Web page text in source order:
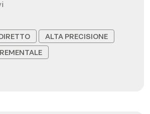
ALTA PRECISIONE